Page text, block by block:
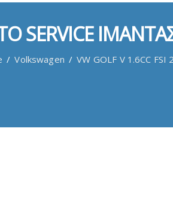
SERVICE
/ Volkswagen / VW GOLF V 1.6CC